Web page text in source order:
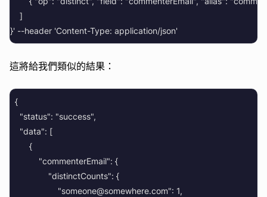
    ]
這將給我們類似的結果：
  {
    "status": "success",
    "data": [
        {
            "commenterEmail": {
                "distinctCounts": {
                    "someone@somewhere.com": 1,